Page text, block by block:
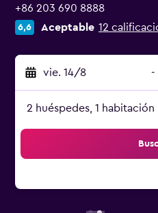
+86 203 690 8888
6,6 Aceptable 12
vie. 14/8 -
2 huéspedes, 1 habitación